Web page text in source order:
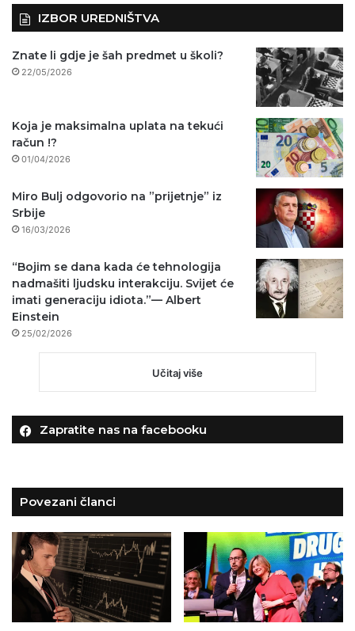
IZBOR UREDNIŠTVA
Znate li gdje je šah predmet u školi?
22/05/2026
Koja je maksimalna uplata na tekući
račun !?
01/04/2026
Miro Bulj odgovorio na ”prijetnje” iz
Srbije
16/03/2026
“Bojim se dana kada će tehnologija
nadmašiti ljudsku interakciju. Svijet će
imati generaciju idiota.”— Albert
Einstein
25/02/2026
Učitaj više
Zapratite nas na facebooku
Povezani članci